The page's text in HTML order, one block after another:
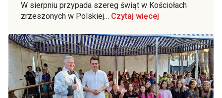
W sierpniu przypada szereg świąt w Kościołach
zrzeszonych w Polskiej… Czytaj więcej